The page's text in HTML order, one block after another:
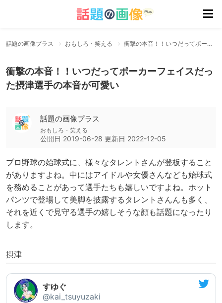
話題の画像プラス おもしろ・笑える 衝撃の本音！！いつだってポーカーフェイスだった摂津選手の本音が可愛い
衝撃の本音！！いつだってポーカーフェイスだっ
た摂津選手の本音が可愛い
話題の画像プラス
おもしろ・笑える
公開日 2019-06-28 更新日 2022-12-05
プロ野球の始球式に、様々なタレントさんが登板すること
がありますよね。中にはアイドルや女優さんなども始球式
を務めることがあって選手たちも嬉しいですよね。ホット
パンツで登場して美脚を披露するタレントさんんも多く、
それを近くで見守る選手の嬉しそうな顔も話題になったり
します。
摂津
すゆぐ
@kai_tsuyuzaki